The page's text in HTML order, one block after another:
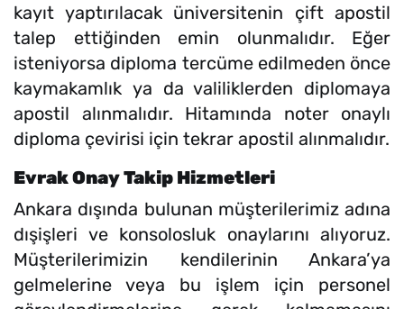
kayıt yaptırılacak üniversitenin çift apostil
talep ettiğinden emin olunmalıdır. Eğer
isteniyorsa diploma tercüme edilmeden önce
kaymakamlık ya da valiliklerden diplomaya
apostil alınmalıdır. Hitamında noter onaylı
diploma çevirisi için tekrar apostil alınmalıdır.
Evrak Onay Takip Hizmetleri
Ankara dışında bulunan müşterilerimiz adına
dışişleri ve konsolosluk onaylarını alıyoruz.
Müşterilerimizin kendilerinin Ankara’ya
gelmelerine veya bu işlem için personel